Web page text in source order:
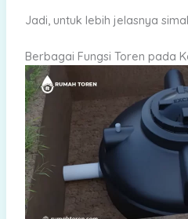
Jadi, untuk lebih jelasnya
Berbagai Fungsi Toren pada